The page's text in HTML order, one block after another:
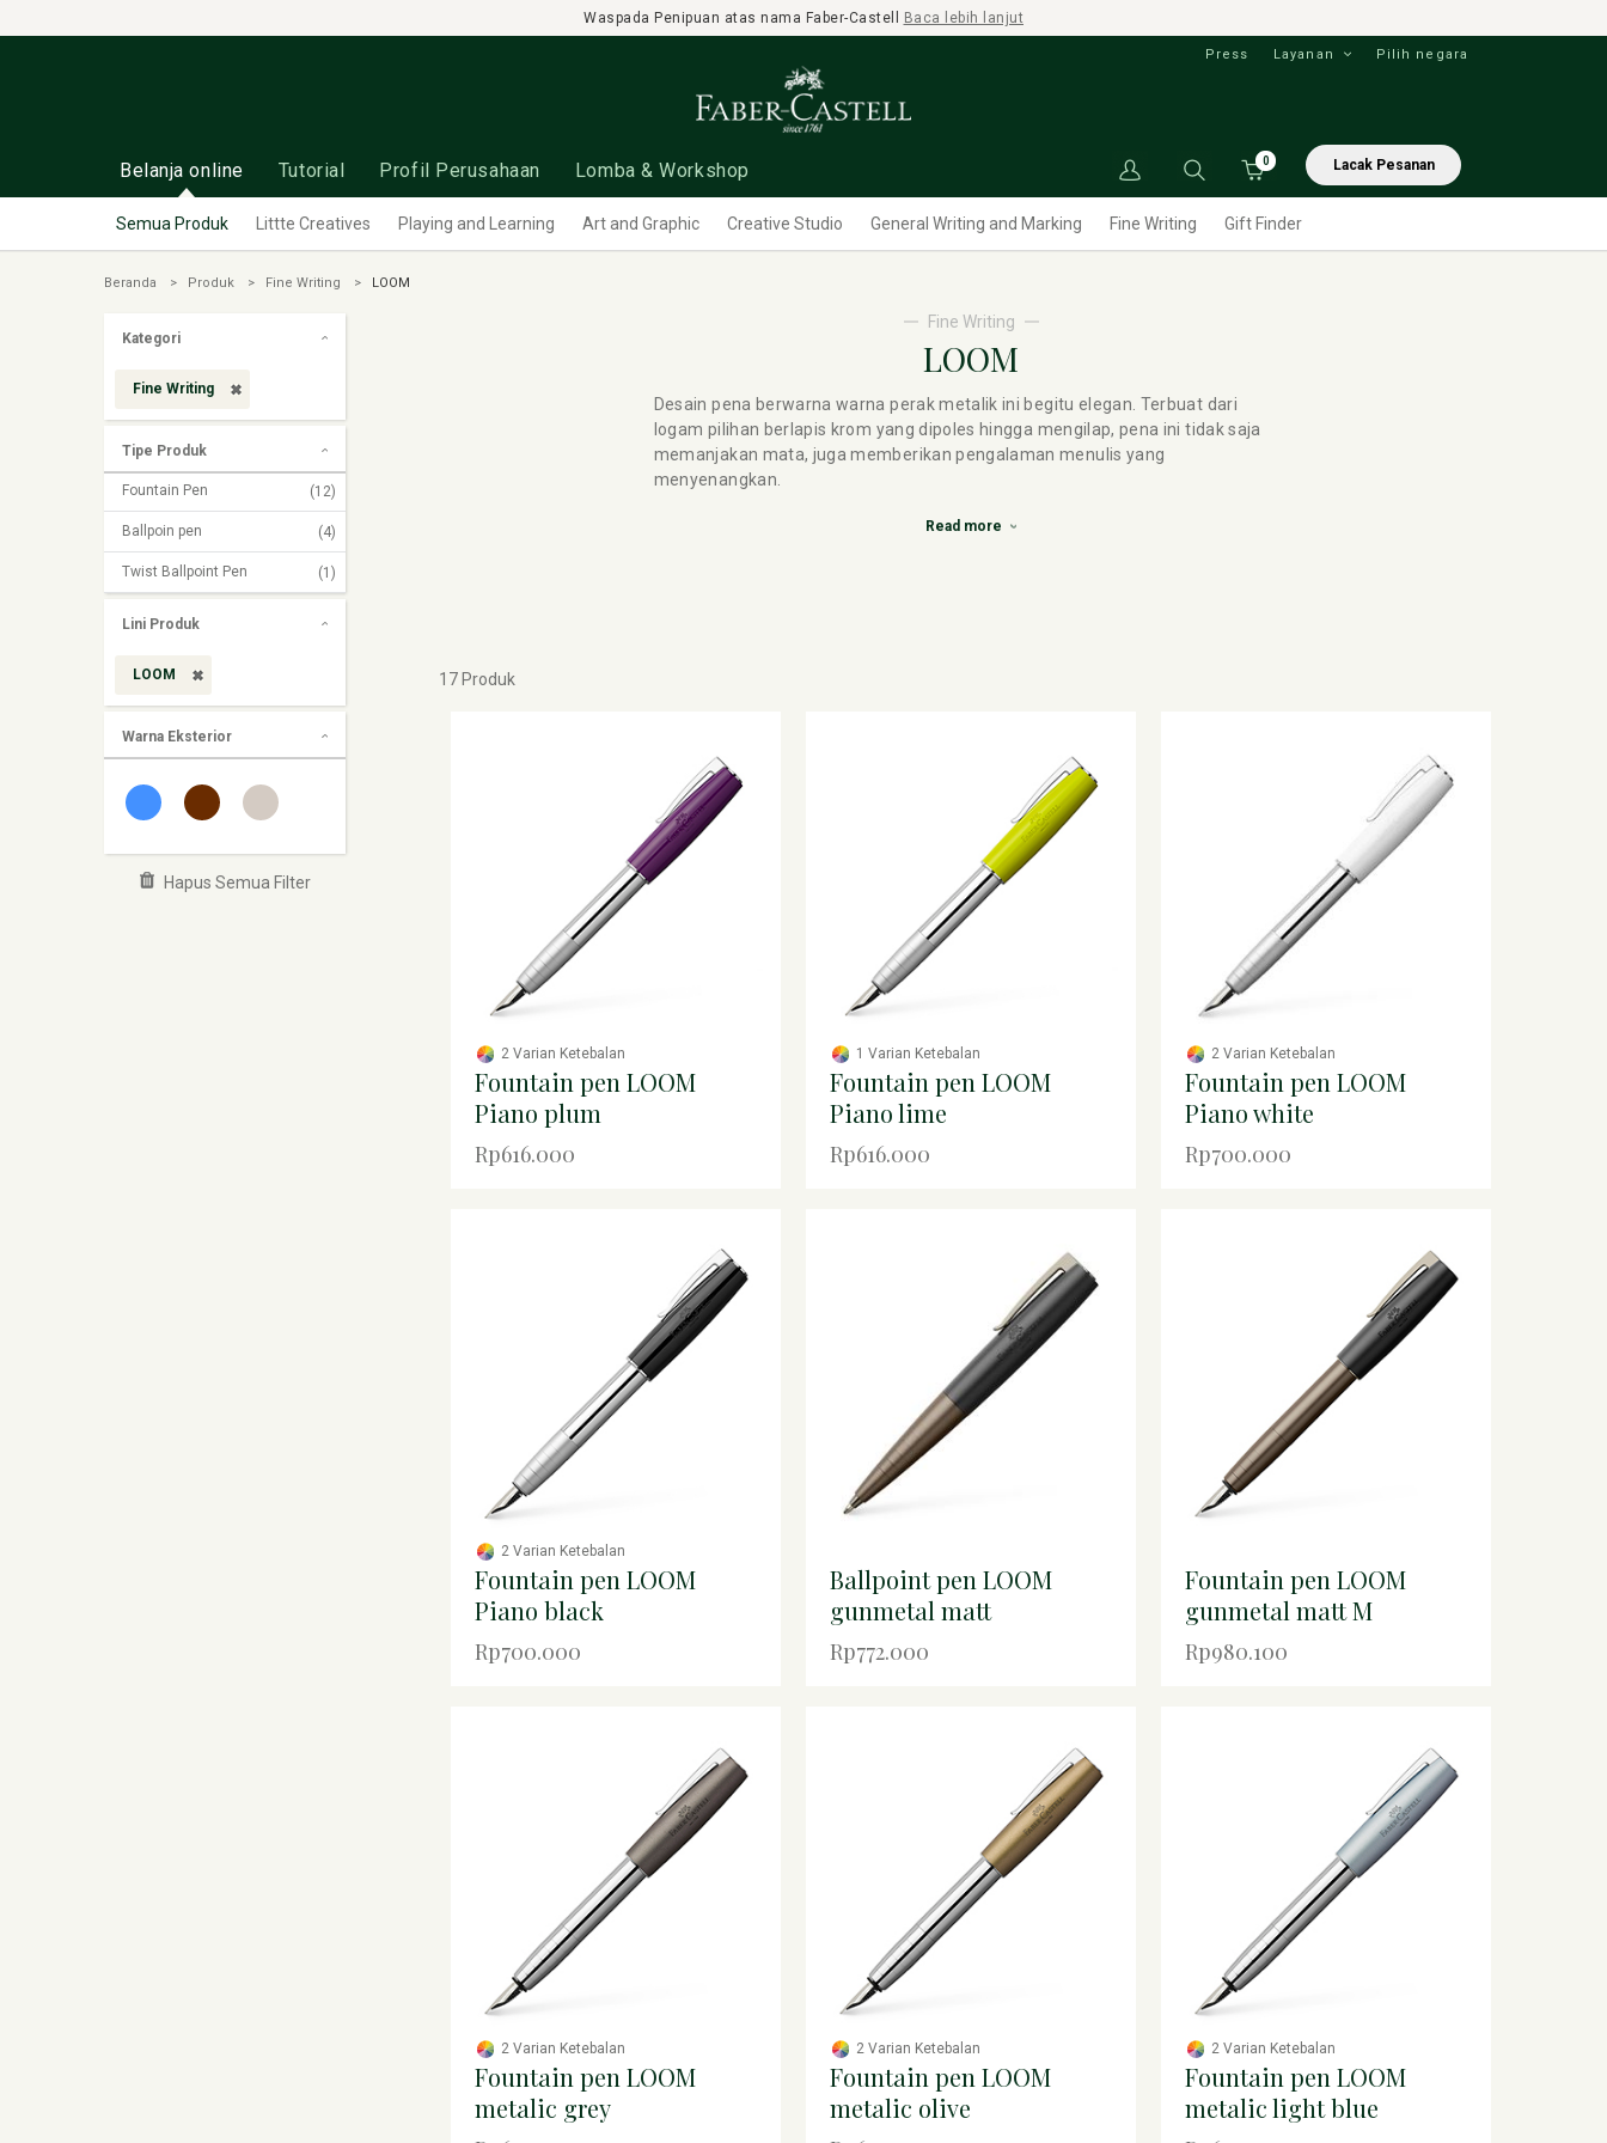
Waspada Penipuan atas nama Faber-Castell Baca lebih lanjut
Belanja online Tutorial Profil Perusahaan Lomba & Workshop
Press Layanan Pilih negara
0 Lacak Pesanan
Semua Produk Littte Creatives Playing and Learning Art and Graphic Creative Studio General Writing and Marking Fine Writing Gift Finder
Beranda Produk Fine Writing LOOM
Kategori
Fine Writing
Tipe Produk
Fountain Pen (12)
Ballpoin pen (4)
Twist Ballpoint Pen (1)
Lini Produk
LOOM
Warna Eksterior
Hapus Semua Filter
Fine Writing
LOOM
Desain pena berwarna warna perak metalik ini begitu elegan. Terbuat dari
logam pilihan berlapis krom yang dipoles hingga mengilap, pena ini tidak saja
memanjakan mata, juga memberikan pengalaman menulis yang
menyenangkan.
Read more
17 Produk
2 Varian Ketebalan
Fountain pen LOOM
Piano plum
Rp616.000
1 Varian Ketebalan
Fountain pen LOOM
Piano lime
Rp616.000
2 Varian Ketebalan
Fountain pen LOOM
Piano white
Rp700.000
2 Varian Ketebalan
Fountain pen LOOM
Piano black
Rp700.000
Ballpoint pen LOOM
gunmetal matt
Rp772.000
Fountain pen LOOM
gunmetal matt M
Rp980.100
2 Varian Ketebalan
Fountain pen LOOM
metalic grey
2 Varian Ketebalan
Fountain pen LOOM
metalic olive
2 Varian Ketebalan
Fountain pen LOOM
metalic light blue